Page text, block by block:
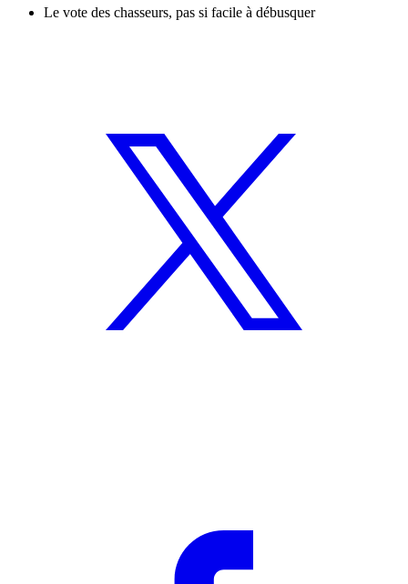
Le vote des chasseurs, pas si facile à débusquer